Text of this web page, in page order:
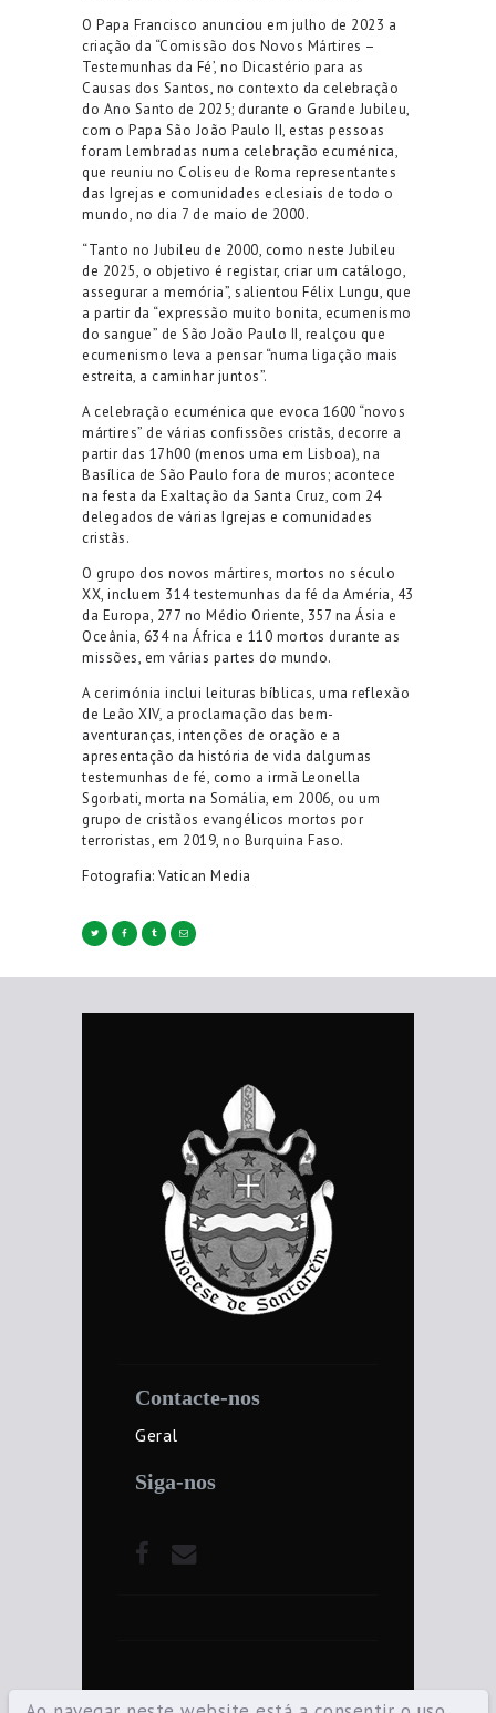
O Papa Francisco anunciou em julho de 2023 a
criação da “Comissão dos Novos Mártires –
Testemunhas da Fé’, no Dicastério para as
Causas dos Santos, no contexto da celebração
do Ano Santo de 2025; durante o Grande Jubileu,
com o Papa São João Paulo II, estas pessoas
foram lembradas numa celebração ecuménica,
que reuniu no Coliseu de Roma representantes
das Igrejas e comunidades eclesiais de todo o
mundo, no dia 7 de maio de 2000.
“Tanto no Jubileu de 2000, como neste Jubileu
de 2025, o objetivo é registar, criar um catálogo,
assegurar a memória”, salientou Félix Lungu, que
a partir da “expressão muito bonita, ecumenismo
do sangue” de São João Paulo II, realçou que
ecumenismo leva a pensar “numa ligação mais
estreita, a caminhar juntos”.
A celebração ecuménica que evoca 1600 “novos
mártires” de várias confissões cristãs, decorre a
partir das 17h00 (menos uma em Lisboa), na
Basílica de São Paulo fora de muros; acontece
na festa da Exaltação da Santa Cruz, com 24
delegados de várias Igrejas e comunidades
cristãs.
O grupo dos novos mártires, mortos no século
XX, incluem 314 testemunhas da fé da Améria, 43
da Europa, 277 no Médio Oriente, 357 na Ásia e
Oceânia, 634 na África e 110 mortos durante as
missões, em várias partes do mundo.
A cerimónia inclui leituras bíblicas, uma reflexão
de Leão XIV, a proclamação das bem-
aventuranças, intenções de oração e a
apresentação da história de vida dalgumas
testemunhas de fé, como a irmã Leonella
Sgorbati, morta na Somália, em 2006, ou um
grupo de cristãos evangélicos mortos por
terroristas, em 2019, no Burquina Faso.
Fotografia: Vatican Media
Contacte-nos
Geral
Siga-nos